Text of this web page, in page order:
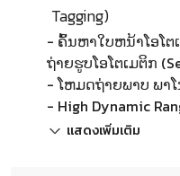
Tagging)
- ຄົ້ນຫາໃບຫນ້າໂອໂຕ
ຖ່າຍຮູບໂອໂຕເມຕິກ
- ໂຫມດຖ່າຍພາບ ພາ
- High Dynamic
แสดงเพิ่มเติม